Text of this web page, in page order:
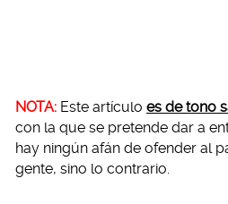
NOTA: Este artículo es de tono
con la que se pretende dar a
hay ningún afán de ofender al
gente, sino lo contrario.